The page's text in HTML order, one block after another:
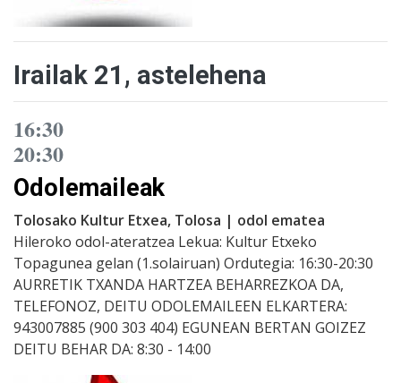
Irailak 21, astelehena
16:30
20:30
Odolemaileak
Tolosako Kultur Etxea, Tolosa | odol ematea
Hileroko odol-ateratzea Lekua: Kultur Etxeko
Topagunea gelan (1.solairuan) Ordutegia: 16:30-20:30
AURRETIK TXANDA HARTZEA BEHARREZKOA DA,
TELEFONOZ, DEITU ODOLEMAILEEN ELKARTERA:
943007885 (900 303 404) EGUNEAN BERTAN GOIZEZ
DEITU BEHAR DA: 8:30 - 14:00